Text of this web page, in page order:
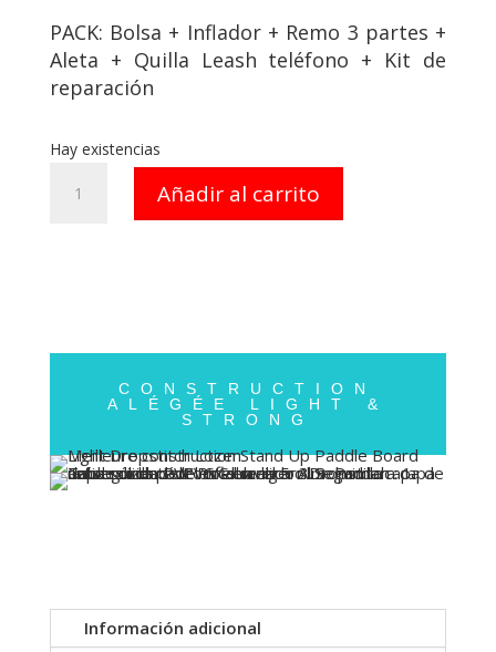
PACK: Bolsa + Inflador + Remo 3 partes +
Aleta + Quilla Leash teléfono + Kit de
reparación
Hay existencias
LOZEN
Añadir al carrito
CONSTRUCTION
ALÉGÉE LIGHT &
STRONG
Información adicional